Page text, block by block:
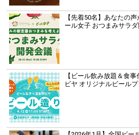
【先着50名】あなたの
ール女子 おつまみサラダ
【ビール飲み放題＆食
ビヤ オリジナルビール